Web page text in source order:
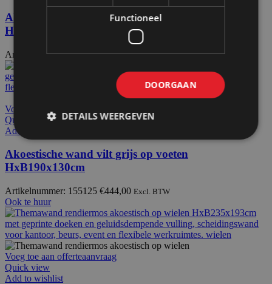
Akoestische wand vilt donkerblauw op voeten
HxB190x130cm
Artikelnummer: 155110€444,00 Excl. BTW
Voeg toe aan offerteaanvraag
Quick view
Add to wishlist
Akoestische wand vilt grijs op voeten
HxB190x130cm
Artikelnummer: 155125 €444,00 Excl. BTW
Ook te huur
Voeg toe aan offerteaanvraag
Quick view
Add to wishlist
Functioneel
DOORGAAN
DETAILS WEERGEVEN